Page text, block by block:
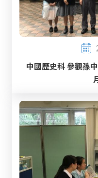
中國歷史科 參觀孫